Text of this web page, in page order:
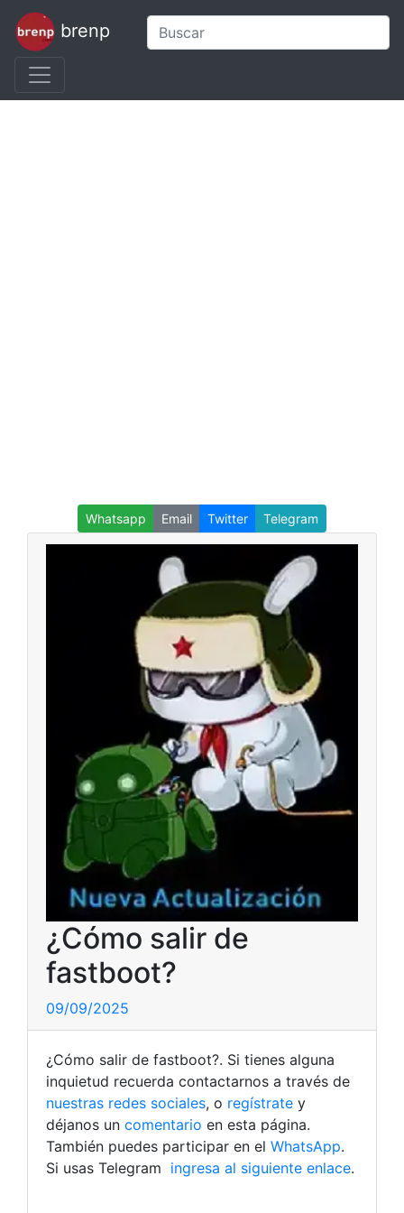
brenp
Whatsapp Email Twitter Telegram
¿Cómo salir de
fastboot?
09/09/2025
¿Cómo salir de fastboot?. Si tienes alguna
inquietud recuerda contactarnos a través de
nuestras redes sociales, o regístrate y
déjanos un comentario en esta página.
También puedes participar en el WhatsApp.
Si usas Telegram ingresa al siguiente enlace.